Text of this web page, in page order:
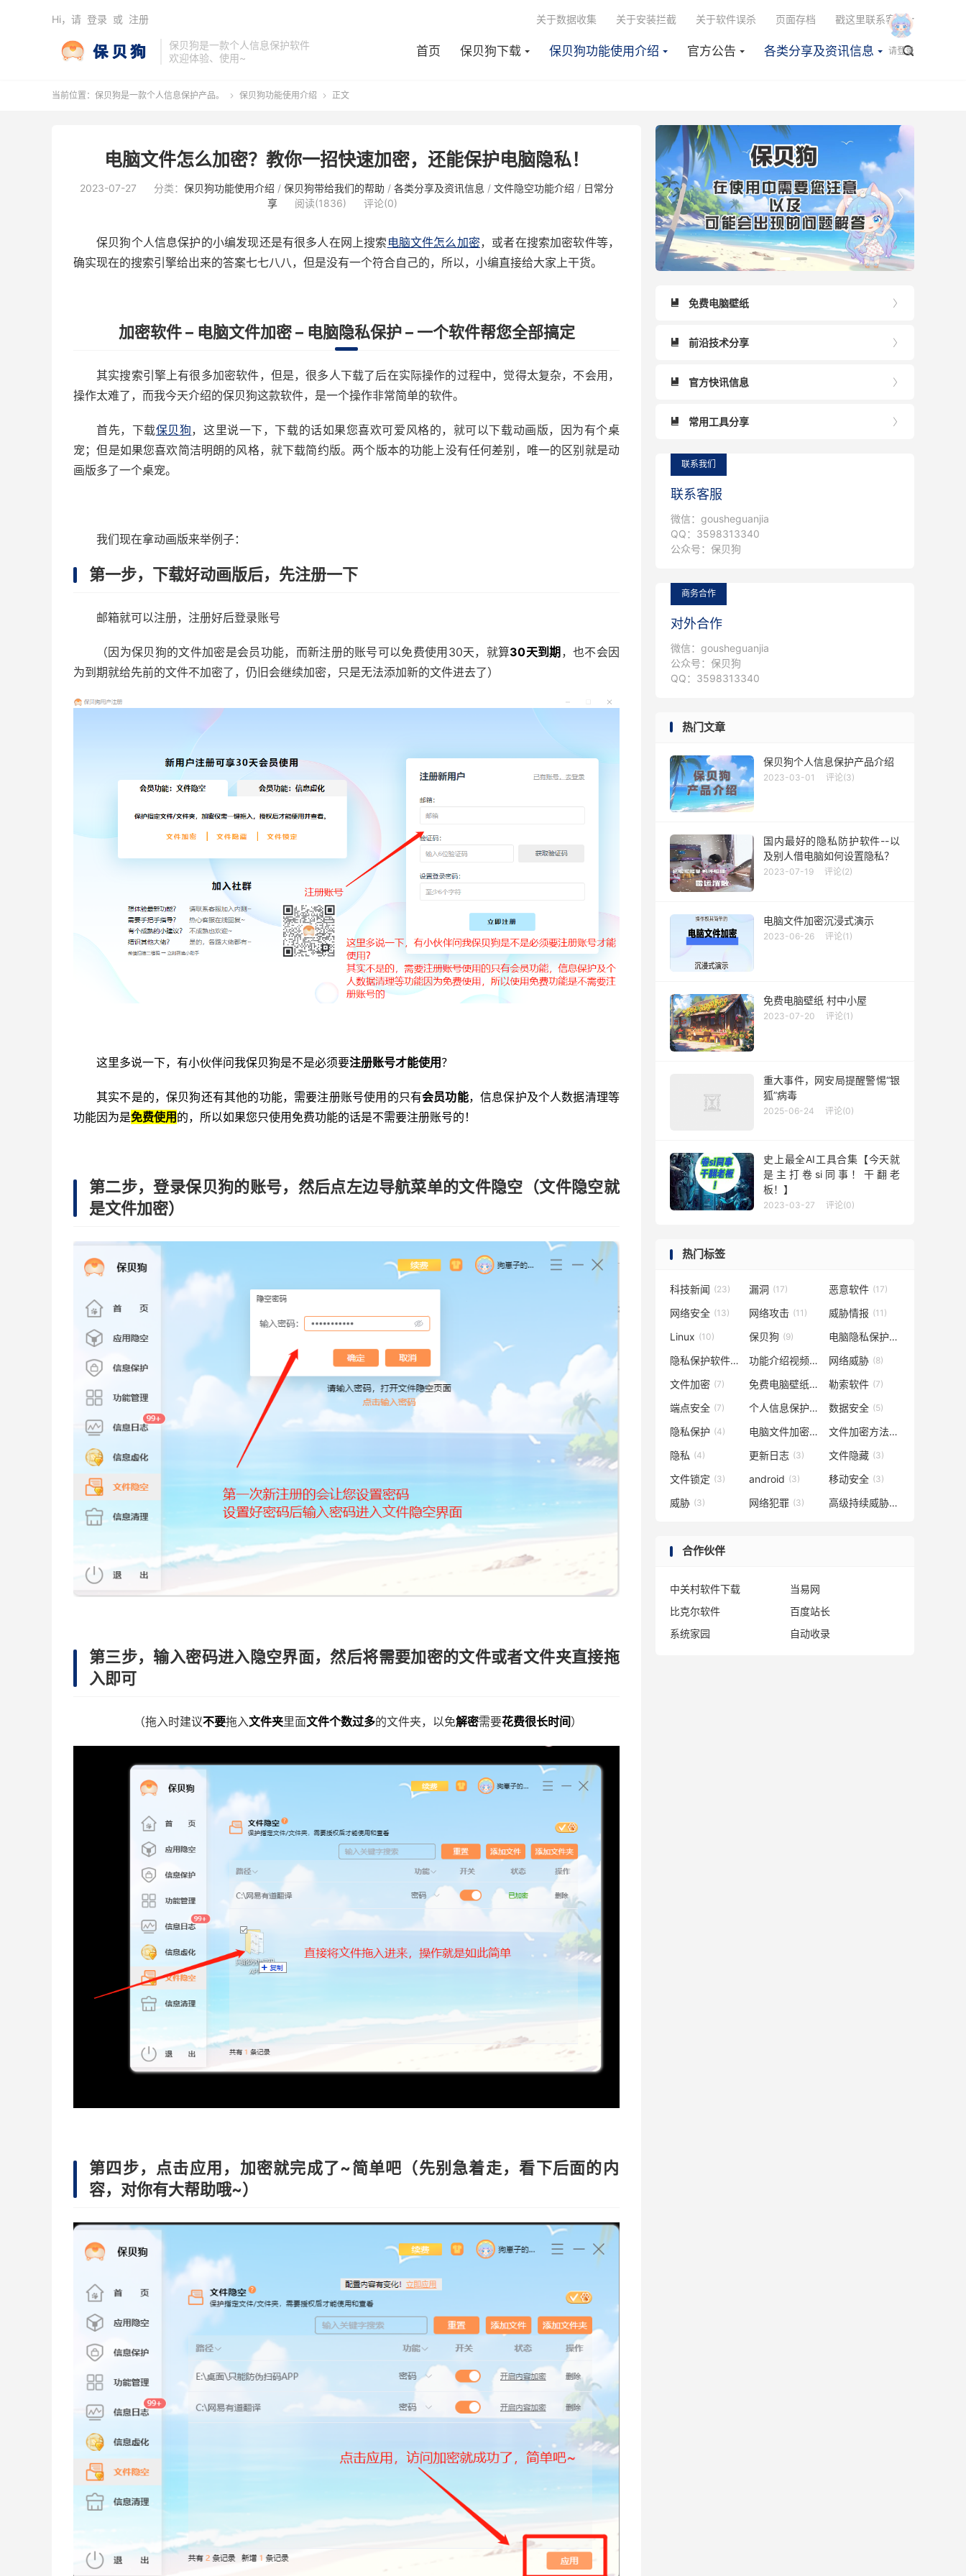
保贝狗是一款个人信息保护软件
欢迎体验、使用~
首页 保贝狗下载 保贝狗功能使用介绍 官方公告 各类分享及资讯信息 
关于数据收集 关于安装拦截 关于软件误杀 页面存档 戳这里联系客服
Hi，请 登录 或 注册
请登录
当前位置： 保贝狗是一款个人信息保护产品。  保贝狗功能使用介绍  正文
电脑文件怎么加密？教你一招快速加密，还能保护电脑隐私！
2023-07-27 分类： 保贝狗功能使用介绍 / 保贝狗带给我们的帮助 / 各类分享及资讯信息 / 文件隐空功能介绍 / 日常分
享
阅读(1836) 评论(0)
保贝狗个人信息保护的小编发现还是有很多人在网上搜索 电脑文件怎么加密，或者在搜索加密软件等，
确实现在的搜索引擎给出来的答案七七八八，但是没有一个符合自己的，所以，小编直接给大家上干货。
加密软件 – 电脑文件加密 – 电脑隐私保护 – 一个软件帮您全部搞定
其实搜索引擎上有很多加密软件，但是，很多人下载了后在实际操作的过程中，觉得太复杂，不会用，
操作太难了，而我今天介绍的保贝狗这款软件，是一个操作非常简单的软件。
首先，下载保贝狗，这里说一下，下载的话如果您喜欢可爱风格的，就可以下载动画版，因为有个桌
宠；但是如果您喜欢简洁明朗的风格，就下载简约版。两个版本的功能上没有任何差别，唯一的区别就是动
画版多了一个桌宠。
我们现在拿动画版来举例子：
第一步，下载好动画版后，先注册一下
邮箱就可以注册，注册好后登录账号
（因为保贝狗的文件加密是会员功能，而新注册的账号可以免费使用30天，就算30天到期 ，也不会因
为到期就给先前的文件不加密了，仍旧会继续加密，只是无法添加新的文件进去了）
这里多说一下，有小伙伴问我保贝狗是不是必须要注册账号才能使用？
其实不是的，保贝狗还有其他的功能，需要注册账号使用的只有会员功能，信息保护及个人数据清理等
功能因为是免费使用的，所以如果您只使用免费功能的话是不需要注册账号的！
第二步，登录保贝狗的账号，然后点左边导航菜单的文件隐空（文件隐空就
是文件加密）
第三步，输入密码进入隐空界面，然后将需要加密的文件或者文件夹直接拖
入即可
（拖入时建议不要拖入文件夹里面文件个数过多的文件夹，以免解密需要花费很长时间）
第四步，点击应用，加密就完成了~简单吧（先别急着走，看下后面的内
容，对你有大帮助哦~）



 免费电脑壁纸

 前沿技术分享

 官方快讯信息

 常用工具分享
联系我们
联系客服
微信：gousheguanjia
QQ：3598313340
公众号：保贝狗
商务合作
对外合作
微信：gousheguanjia
公众号：保贝狗
QQ：3598313340
热门文章
保贝狗个人信息保护产品介绍
2023-03-01 评论(3)
国内最好的隐私防护软件--以
及别人借电脑如何设置隐私？
2023-07-19 评论(2)
电脑文件加密沉浸式演示
2023-06-26 评论(1)
免费电脑壁纸 村中小屋
2023-07-20 评论(1)
重大事件，网安局提醒警惕“银
狐”病毒
2025-06-24 评论(0)
史上最全AI工具合集【今天就
是主打卷si同事！干翻老
板！】
2023-03-27 评论(0)
热门标签
科技新闻 (23) 漏洞 (17) 恶意软件 (17)
网络安全 (13) 网络攻击 (11) 威胁情报 (11)
Linux (10) 保贝狗 (9) 电脑隐私保护
(9)
隐私保护软件
(8) 功能介绍视频(8) 网络威胁 (8)
文件加密 (7) 免费电脑壁纸(7) 勒索软件 (7)
端点安全 (7) 个人信息保护(5) 数据安全 (5)
隐私保护 (4) 电脑文件加密(4) 文件加密方法(4)
隐私 (4) 更新日志 (3) 文件隐藏 (3)
文件锁定 (3) android (3) 移动安全 (3)
威胁 (3) 网络犯罪 (3) 高级持续威胁(3)
合作伙伴
中关村软件下载
当易网
比克尔软件
百度站长
系统家园
自动收录